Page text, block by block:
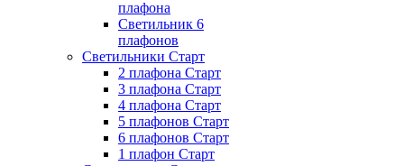
плафона
Светильник 6
плафонов
Светильники Старт
2 плафона Старт
3 плафона Старт
4 плафона Старт
5 плафонов Старт
6 плафонов Старт
1 плафон Старт